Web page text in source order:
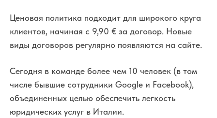
Ценовая политика подходит для широкого круга
клиентов, начиная с 9,90 € за договор. Новые
виды договоров регулярно появляются на сайте.
Сегодня в команде более чем 10 человек (в том
числе бывшие сотрудники Google и Facebook),
объединенных целью обеспечить легкость
юридических услуг в Италии.